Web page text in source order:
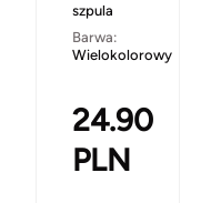
szpula
Barwa:
Wielokolorowy
24.90
PLN